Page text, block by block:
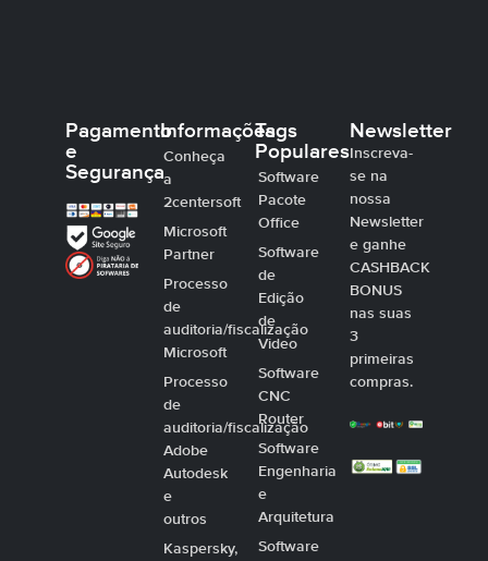
Pagamento
e
Segurança
Informações
Conheça
a
2centersoft
Microsoft
Partner
Processo
de
auditoria/fiscalização
Microsoft
Processo
de
auditoria/fiscalização
Adobe
Autodesk
e
outros
Kaspersky,
Tags
Populares
Software
Pacote
Office
Software
de
Edição
de
Video
Software
CNC
Router
Software
Engenharia
e
Arquitetura
Software
Newsletter
Inscreva-
se na
nossa
Newsletter
e ganhe
CASHBACK
BONUS
nas suas
3
primeiras
compras.